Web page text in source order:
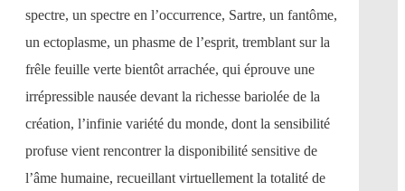
spectre, un spectre en l’occurrence, Sartre, un fantôme,
un ectoplasme, un phasme de l’esprit, tremblant sur la
frêle feuille verte bientôt arrachée, qui éprouve une
irrépressible nausée devant la richesse bariolée de la
création, l’infinie variété du monde, dont la sensibilité
profuse vient rencontrer la disponibilité sensitive de
l’âme humaine, recueillant virtuellement la totalité de